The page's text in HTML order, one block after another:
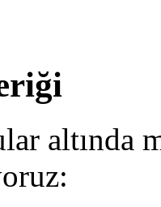
altında